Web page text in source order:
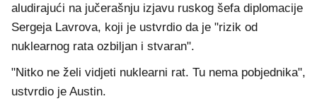
aludirajući na jučerašnju izjavu ruskog šefa diplomacije
Sergeja Lavrova, koji je ustvrdio da je "rizik od
nuklearnog rata ozbiljan i stvaran".
"Nitko ne želi vidjeti nuklearni rat. Tu nema pobjednika",
ustvrdio je Austin.